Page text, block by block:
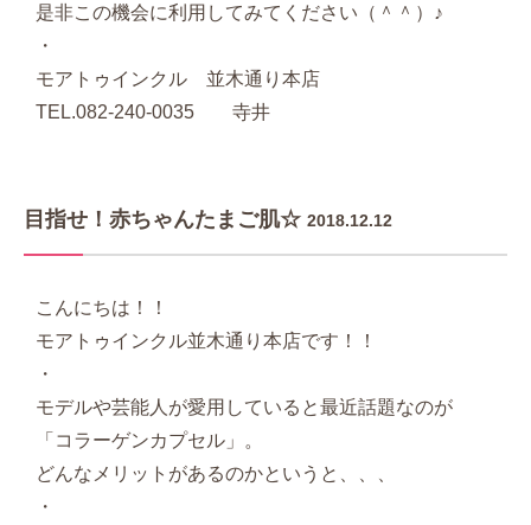
是非この機会に利用してみてください（＾＾）♪
・
モアトゥインクル 並木通り本店
TEL.082-240-0035 寺井
目指せ！赤ちゃんたまご肌☆ 2018.12.12
こんにちは！！
モアトゥインクル並木通り本店です！！
・
モデルや芸能人が愛用していると最近話題なのが
「コラーゲンカプセル」。
どんなメリットがあるのかというと、、、
・